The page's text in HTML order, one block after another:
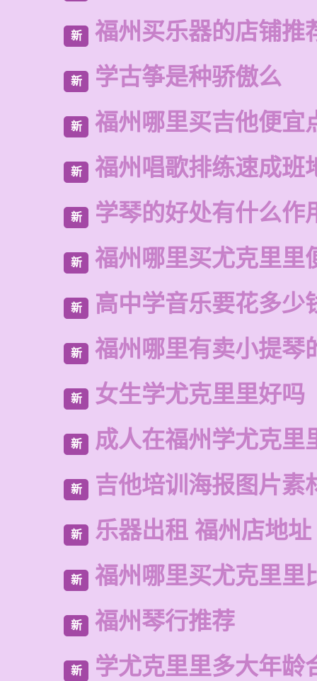
新 福州买乐器的店铺推
新 学古筝是种骄傲么
新 福州哪里买吉他便宜
新 福州唱歌排练速成班
新 学琴的好处有什么作
新 福州哪里买尤克里里
新 高中学音乐要花多少
新 福州哪里有卖小提琴
新 女生学尤克里里好吗
新 成人在福州学尤克里
新 吉他培训海报图片素
新 乐器出租 福州店地址
新 福州哪里买尤克里里
新 福州琴行推荐
新 学尤克里里多大年龄